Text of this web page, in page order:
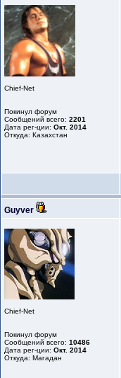
Chief-Net
Покинул форум
Сообщений всего: 2201
Дата рег-ции: Окт. 2014
Откуда: Казахстан
Guyver
Chief-Net
Покинул форум
Сообщений всего: 10486
Дата рег-ции: Окт. 2014
Откуда: Магадан